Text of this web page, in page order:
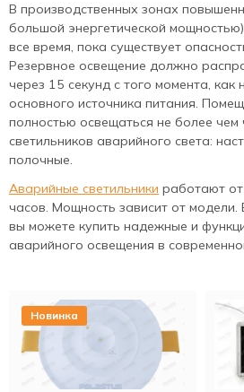
В производственных зонах
большой энергетической
все время, пока существует
Резервное освещение должно
через 15 секунд с того момента,
основного источника питания.
полностью освещаться не более чем
светильников аварийного света:
полочные.
Аварийные светильники работают
часов. Мощность зависит от модели.
вы можете купить надежные и
аварийного освещения в
Новинка